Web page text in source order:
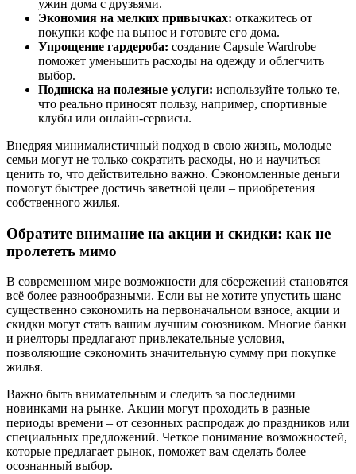
ужин дома с друзьями.
Экономия на мелких привычках: откажитесь от
покупки кофе на вынос и готовьте его дома.
Упрощение гардероба: создание Capsule Wardrobe
поможет уменьшить расходы на одежду и облегчить
выбор.
Подписка на полезные услуги: используйте только те,
что реально приносят пользу, например, спортивные
клубы или онлайн-сервисы.
Внедряя минималистичный подход в свою жизнь, молодые
семьи могут не только сократить расходы, но и научиться
ценить то, что действительно важно. Сэкономленные деньги
помогут быстрее достичь заветной цели – приобретения
собственного жилья.
Обратите внимание на акции и скидки: как не
пролететь мимо
В современном мире возможности для сбережений становятся
всё более разнообразными. Если вы не хотите упустить шанс
существенно сэкономить на первоначальном взносе, акции и
скидки могут стать вашим лучшим союзником. Многие банки
и риелторы предлагают привлекательные условия,
позволяющие сэкономить значительную сумму при покупке
жилья.
Важно быть внимательным и следить за последними
новинками на рынке. Акции могут проходить в разные
периоды времени – от сезонных распродаж до праздников или
специальных предложений. Четкое понимание возможностей,
которые предлагает рынок, поможет вам сделать более
осознанный выбор.